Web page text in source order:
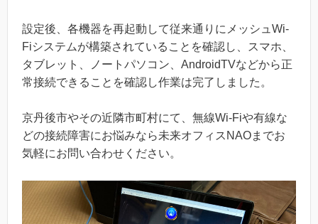
設定後、各機器を再起動して従来通りにメッシュWi-
Fiシステムが構築されていることを確認し、スマホ、
タブレット、ノートパソコン、AndroidTVなどから正
常接続できることを確認し作業は完了しました。
京丹後市やその近隣市町村にて、無線Wi-Fiや有線な
どの接続障害にお悩みなら未来オフィスNAOまでお
気軽にお問い合わせください。